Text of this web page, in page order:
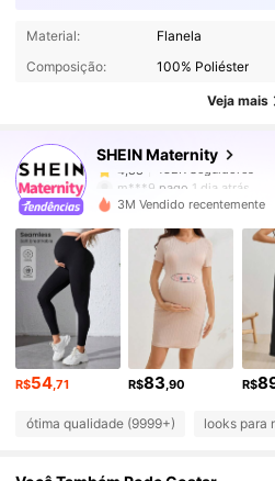
Material:
Flanela
Composição:
100% Poliéster
Veja mais
SHEIN Maternity
482K Seguidores
4,88
482K Seguidores
m***9
1 dia atrás
4,88 482K Seguidores
482K Seguidores
4,88 482K Seguidores
482K Seguidores
3M Vendido recentemente
R$54,71 R$83,90 R$
ótima qualidade (9999+) looks para